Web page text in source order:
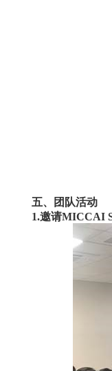
五、团队活动
1.邀请MICCAI